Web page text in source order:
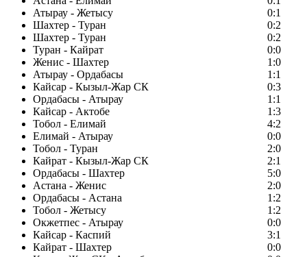
Атырау - Жетысу
0:1
Шахтер - Туран
0:2
Шахтер - Туран
0:2
Туран - Кайрат
0:0
Женис - Шахтер
1:0
Атырау - Ордабасы
1:1
Кайсар - Кызыл-Жар СК
0:3
Ордабасы - Атырау
1:1
Кайсар - Актобе
1:3
Тобол - Елимай
4:2
Елимай - Атырау
0:0
Тобол - Туран
2:0
Кайрат - Кызыл-Жар СК
2:1
Ордабасы - Шахтер
5:0
Астана - Женис
2:0
Ордабасы - Астана
1:2
Тобол - Жетысу
1:2
Окжетпес - Атырау
0:0
Кайсар - Каспий
3:1
Кайрат - Шахтер
0:0